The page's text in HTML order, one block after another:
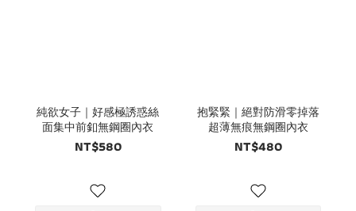
純欲女子｜好感極誘惑絲
面集中前釦無鋼圈內衣
NT$580
抱緊緊｜絕對防滑零掉落
超薄無痕無鋼圈內衣
NT$480